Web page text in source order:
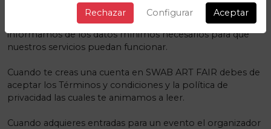
Nos gusta la transparencia y que nuestros usuarios y sus
datos se encuentren protegidos, es por ello que
informamos de los datos mínimos necesarios para que
nuestros servicios puedan funcionar.
Cuando te creas una cuenta en SWAB ART FAIR debes de
aceptar los Términos y condiciones y la política de
privacidad las cuales te animamos a leer.
Cuando adquieres entradas para un evento el organizador
Rechazar Configurar Aceptar